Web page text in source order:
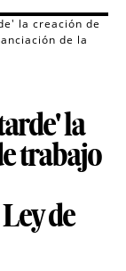
la creación de
de la
la
trabajo
de